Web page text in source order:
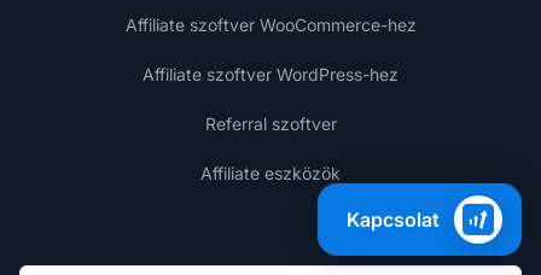
Affiliate szoftver WooCommerce-hez
Affiliate szoftver WordPress-hez
Referral szoftver
Affiliate eszközök
Kapcsolat